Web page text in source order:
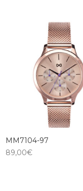
MM7104-97
89,00€